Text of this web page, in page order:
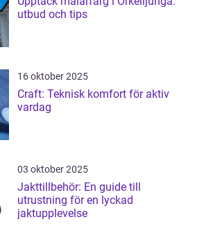
utbud och tips
16 oktober 2025
Craft: Teknisk komfort för aktiv
vardag
03 oktober 2025
Jakttillbehör: En guide till
utrustning för en lyckad
jaktupplevelse